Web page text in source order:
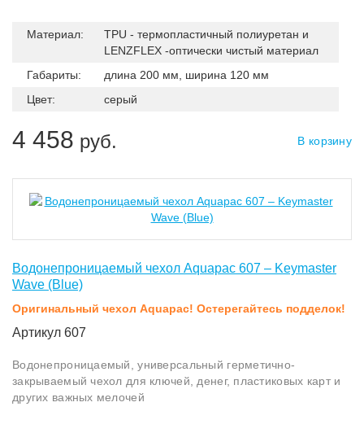
Материал:
TPU - термопластичный полиуретан и
LENZFLEX -оптически чистый материал
Габариты:
длина 200 мм, ширина 120 мм
Цвет:
серый
4 458 руб. В корзину
Водонепроницаемый чехол Aquapac 607 – Keymaster
Wave (Blue)
Оригинальный чехол Aquapac! Остерегайтесь подделок!
Артикул 607
Водонепроницаемый, универсальный герметично-
закрываемый чехол для ключей, денег, пластиковых карт и
других важных мелочей